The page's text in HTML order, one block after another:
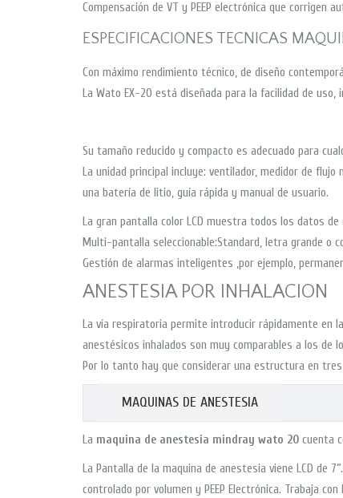
Compensación de VT y PEEP electrónica que
ESPECIFICACIONES TECNICAS
Con máximo rendimiento técnico, de diseño
La Wato EX-20 está diseñada para la facilidad de
Su tamaño reducido y compacto es adecuado para
La unidad principal incluye: ventilador, medidor de flujo
una batería de litio, guía rápida y manual de usuario.
La gran pantalla color LCD muestra todos los datos
Multi-pantalla seleccionable:Standard, letra grande o
Gestión de alarmas inteligentes ,por ejemplo,
ANESTESIA POR INHALACION
La vía respiratoria permite introducir rápidamente en
anestésicos inhalados son muy comparables a los de
Por lo tanto hay que considerar una estructura en
MAQUINAS DE ANESTESIA
La maquina de anestesia mindray wato 20 cuenta
La Pantalla de la maquina de anestesia viene LCD de
controlado por volumen y PEEP Electrónica. Trabaja con